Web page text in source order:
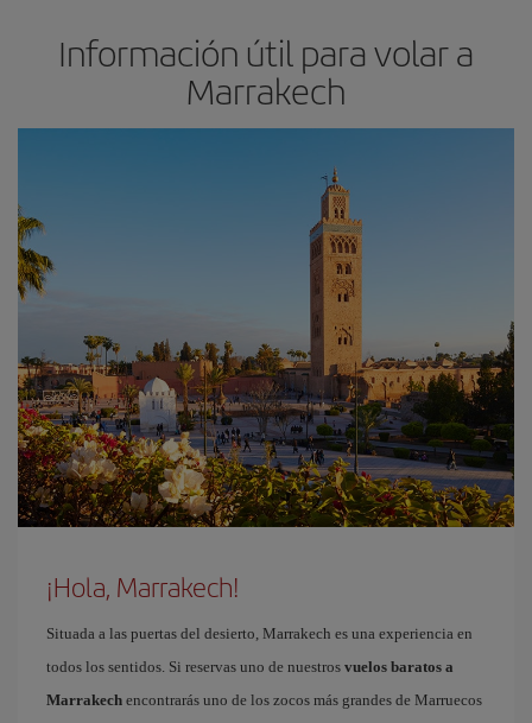
Información útil para volar a
Marrakech
¡Hola, Marrakech!
Situada a las puertas del desierto, Marrakech es una experiencia en
todos los sentidos. Si reservas uno de nuestros vuelos baratos a
Marrakech encontrarás uno de los zocos más grandes de Marruecos